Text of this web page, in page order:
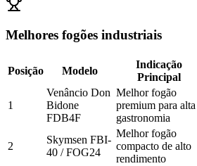
Melhores fogões industriais
Posição Modelo
Indicação
Principal
1
Venâncio Don
Bidone
FDB4F
Melhor fogão
premium para alta
gastronomia
2
Skymsen FBI-
40 / FOG24
Melhor fogão
compacto de alto
rendimento